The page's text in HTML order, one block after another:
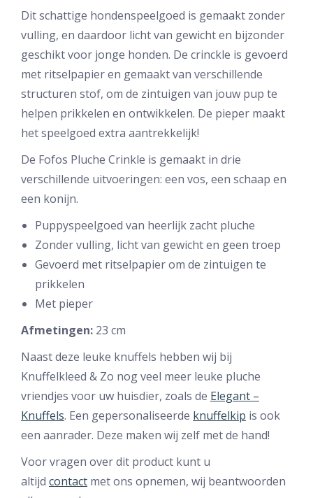
Dit schattige hondenspeelgoed is gemaakt zonder
vulling, en daardoor licht van gewicht en bijzonder
geschikt voor jonge honden. De crinckle is gevoerd
met ritselpapier en gemaakt van verschillende
structuren stof, om de zintuigen van jouw pup te
helpen prikkelen en ontwikkelen. De pieper maakt
het speelgoed extra aantrekkelijk!
De Fofos Pluche Crinkle is gemaakt in drie
verschillende uitvoeringen: een vos, een schaap en
een konijn.
Puppyspeelgoed van heerlijk zacht pluche
Zonder vulling, licht van gewicht en geen troep
Gevoerd met ritselpapier om de zintuigen te
prikkelen
Met pieper
Afmetingen: 23 cm
Naast deze leuke knuffels hebben wij bij
Knuffelkleed & Zo nog veel meer leuke pluche
vriendjes voor uw huisdier, zoals de Elegant –
Knuffels. Een gepersonaliseerde knuffelkip is ook
een aanrader. Deze maken wij zelf met de hand!
Voor vragen over dit product kunt u
altijd contact met ons opnemen, wij beantwoorden